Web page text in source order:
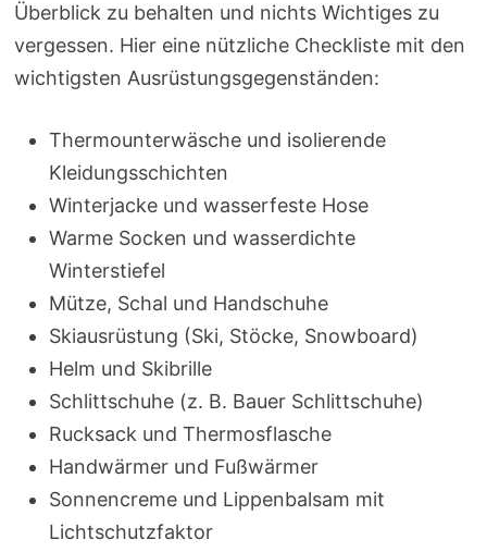
Überblick zu behalten und nichts Wichtiges zu
vergessen. Hier eine nützliche Checkliste mit den
wichtigsten Ausrüstungsgegenständen:
Thermounterwäsche und isolierende
Kleidungsschichten
Winterjacke und wasserfeste Hose
Warme Socken und wasserdichte
Winterstiefel
Mütze, Schal und Handschuhe
Skiausrüstung (Ski, Stöcke, Snowboard)
Helm und Skibrille
Schlittschuhe (z. B. Bauer Schlittschuhe)
Rucksack und Thermosflasche
Handwärmer und Fußwärmer
Sonnencreme und Lippenbalsam mit
Lichtschutzfaktor